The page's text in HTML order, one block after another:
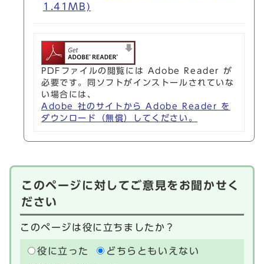
1.41MB)
PDFファイルの閲覧には Adobe Reader が
必要です。同ソフトがインストールされていな
い場合には、
Adobe 社のサイトから Adobe Reader を
ダウンロード（無償）してください。
このページに対してご意見をお聞かせく
ださい
このページは役に立ちましたか？
役に立った
どちらともいえない